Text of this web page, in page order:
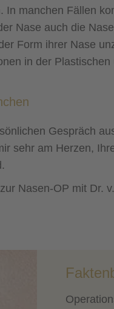
In manchen Fällen
Nase auch die
Form ihrer Nase
in der
Gespräch
sehr am Herzen,
Nasen-OP mit Dr.